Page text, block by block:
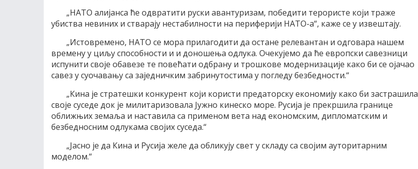
„НАТО алијанса ће одвратити руски авантуризам, победити терористе који траже
убиства невиних и стварају нестабилности на периферији НАТО-а“, каже се у извештају.
„Истовремено, НАТО се мора прилагодити да остане релевантан и одговара нашем
времену у циљу способности и и доношења одлука. Очекујемо да ће европски савезници
испунити своје обавезе те повећати одбрану и трошкове модернизације како би се ојачао
савез у суочавању са заједничким забринутостима у погледу безбедности.“
„Кина је стратешки конкурент који користи предаторску економију како би застрашила
своје суседе док је милитаризовала Јужно кинеско море. Русија је прекршила границе
оближњих земаља и наставила са применом вета над економским, дипломатским и
безбедносним одлукама својих суседа.“
„Јасно је да Кина и Русија желе да обликују свет у складу са својим ауторитарним
моделом.“